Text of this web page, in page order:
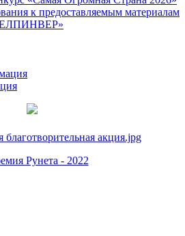
к предоставляемым материалам